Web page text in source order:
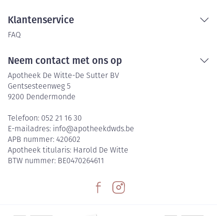
Klantenservice
FAQ
Neem contact met ons op
Apotheek De Witte-De Sutter BV
Gentsesteenweg 5
9200 Dendermonde
Telefoon: 052 21 16 30
E-mailadres: info@apotheekdwds.be
APB nummer: 420602
Apotheek titularis: Harold De Witte
BTW nummer: BE0470264611